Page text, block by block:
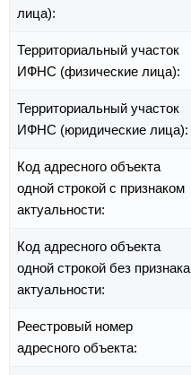
лица):
Территориальный участок
ИФНС (физические лица):
Территориальный участок
ИФНС (юридические лица):
Код адресного объекта
одной строкой с признаком
актуальности:
Код адресного объекта
одной строкой без признака
актуальности:
Реестровый номер
адресного объекта: